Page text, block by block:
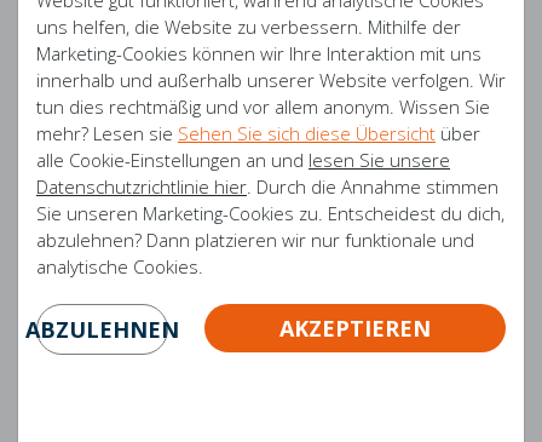
uns helfen, die Website zu verbessern. Mithilfe der
Marketing-Cookies können wir Ihre Interaktion mit uns
innerhalb und außerhalb unserer Website verfolgen. Wir
tun dies rechtmäßig und vor allem anonym. Wissen Sie
mehr? Lesen sie Sehen Sie sich diese Übersicht über
alle Cookie-Einstellungen an und lesen Sie unsere
Datenschutzrichtlinie hier . Durch die Annahme stimmen
Sie unseren Marketing-Cookies zu. Entscheidest du dich,
abzulehnen? Dann platzieren wir nur funktionale und
analytische Cookies.
ABZULEHNEN AKZEPTIEREN
Diese Daten werden verwendet, um einen bestimmten
Kundenstamm und die Art des Website-Traffics zusammenzustellen
und gezielt anzusprechen.
Um die Chat-Funktion auf unserer Website zu aktivieren, verwenden
wir einen Tracking-Code von Knowler.io. Mit diesem Code können Sie
den Chat aktivieren, das gleiche Gespräch über mehrere Seiten
fortsetzen und den Bildschirm mit unserem Kundendienstmitarbeiter
teilen. Danach wird das Gespräch aus unserer Datenbank entfernt.
DBC International B.V. kann auch aufgrund von Gesetzen oder
Gerichts oder im Falle von Betrug oder Missbrauch verpflichtet sein,
personenbezogene Daten zur Verfügung zu stellen. Sollte dies der